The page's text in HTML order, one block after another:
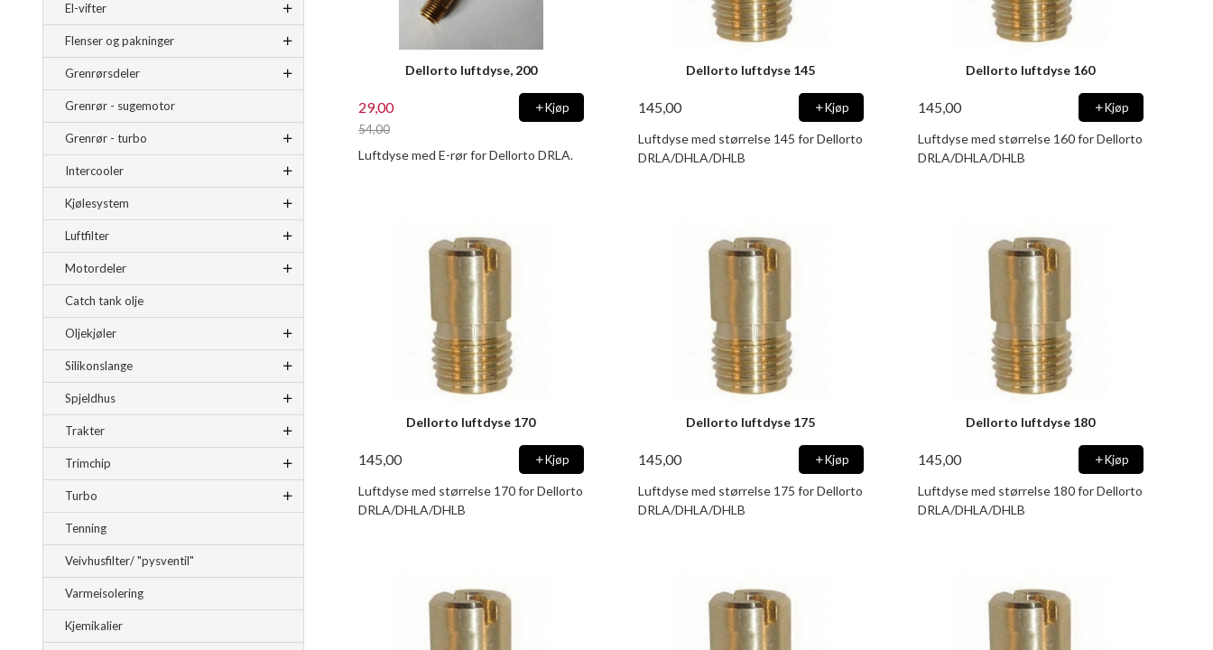
El-vifter
Flenser og pakninger
Grenrørsdeler
Grenrør - sugemotor
Grenrør - turbo
Intercooler
Kjølesystem
Luftfilter
Motordeler
Catch tank olje
Oljekjøler
Silikonslange
Spjeldhus
Trakter
Trimchip
Turbo
Tenning
Veivhusfilter/ "pysventil"
Varmeisolering
Kjemikalier
Dellorto luftdyse, 200
29,00
54,00
Rabatt
Kjøp
Luftdyse med E-rør for Dellorto DRLA.
Dellorto luftdyse 145
145,00 Kjøp
Luftdyse med størrelse 145 for Dellorto
DRLA/DHLA/DHLB
Dellorto luftdyse 160
145,00 Kjøp
Luftdyse med størrelse 160 for Dellorto
DRLA/DHLA/DHLB
Dellorto luftdyse 170
145,00 Kjøp
Luftdyse med størrelse 170 for Dellorto
DRLA/DHLA/DHLB
Dellorto luftdyse 175
145,00 Kjøp
Luftdyse med størrelse 175 for Dellorto
DRLA/DHLA/DHLB
Dellorto luftdyse 180
145,00 Kjøp
Luftdyse med størrelse 180 for Dellorto
DRLA/DHLA/DHLB